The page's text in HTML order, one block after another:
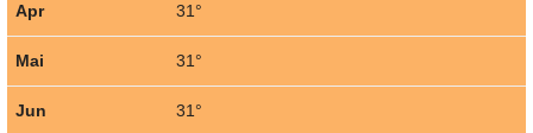
Apr 31°
Mai 31°
Jun 31°